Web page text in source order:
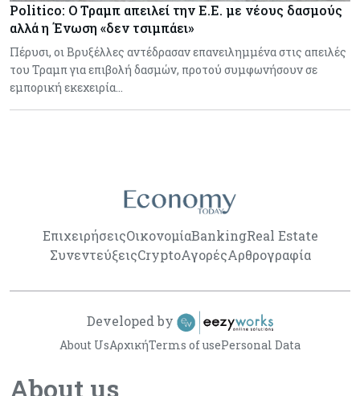
Politico: Ο Τραμπ απειλεί την Ε.Ε. με νέους δασμούς
αλλά η Ένωση «δεν τσιμπάει»
Πέρυσι, οι Βρυξέλλες αντέδρασαν επανειλημμένα στις απειλές
του Τραμπ για επιβολή δασμών, προτού συμφωνήσουν σε
εμπορική εκεχειρία…
ΕπιχειρήσειςΟικονομίαBankingReal Estate
ΣυνεντεύξειςCryptoΑγορέςΑρθρογραφία
About us
About UsΑρχικήTerms of usePersonal Data
Developed by